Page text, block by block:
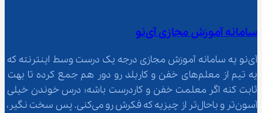
سامانه آموزش مجازی آی‌نو
آی‌نو یه سامانه آموزش مجازی درجه یک درست وسط اینترنته که
یه تیم از معلم‌‌های خفن و کاربلد رو دور هم جمع کرده تا بهت
ثابت کنه اگر معلمت خفن و کاردرست باشه؛ درس خوندن خیلی
آسون‌تر و باحال‌تر از چیزیه که فکرش رو می‌کنی. پس سخت نگیر،